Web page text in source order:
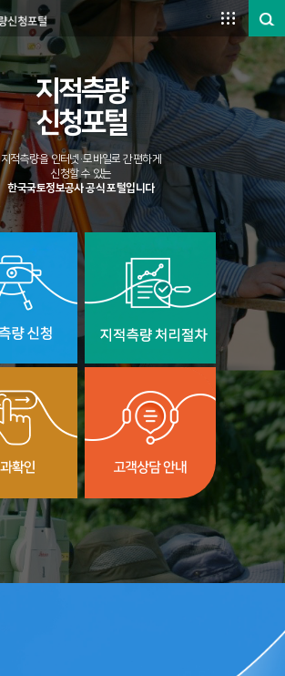
지적측량
신청포털
지적측량을 인터넷·모바일로 간편하게
신청할 수 있는
한국국토정보공사 공식 포털입니다